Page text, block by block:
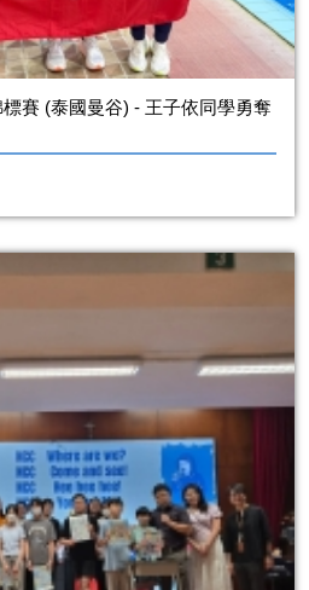
賽 (泰國曼谷) - 王子依同學勇奪